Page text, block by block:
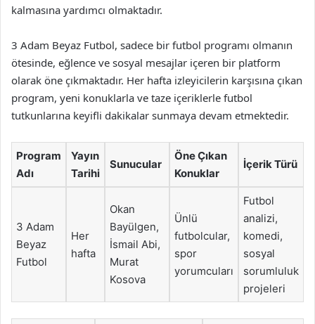
kalmasına yardımcı olmaktadır.
3 Adam Beyaz Futbol, sadece bir futbol programı olmanın
ötesinde, eğlence ve sosyal mesajlar içeren bir platform
olarak öne çıkmaktadır. Her hafta izleyicilerin karşısına çıkan
program, yeni konuklarla ve taze içeriklerle futbol
tutkunlarına keyifli dakikalar sunmaya devam etmektedir.
Program
Adı
Yayın
Tarihi
Sunucular
Öne Çıkan
Konuklar
İçerik Türü
3 Adam
Beyaz
Futbol
Her
hafta
Okan
Bayülgen,
İsmail Abi,
Murat
Kosova
Ünlü
futbolcular,
spor
yorumcuları
Futbol
analizi,
komedi,
sosyal
sorumluluk
projeleri